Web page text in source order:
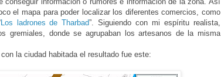
el mapa para poder localizar los diferentes comercios, como
Los ladrones de Tharbad”. Siguiendo con mi espíritu realista,
gremiales, donde se agrupaban los artesanos de la misma
la ciudad habitada el resultado fue este: